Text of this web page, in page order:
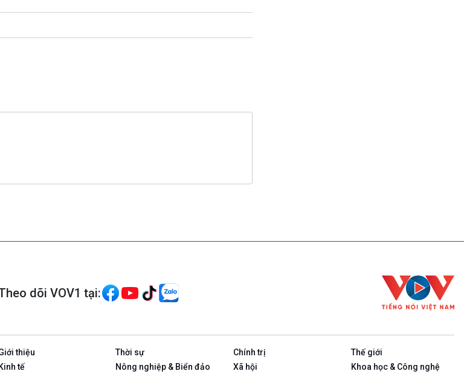
dõi VOV1 tại:
thiệu Thời sự Chính trị
Thế giới
Kinh tế
Nông nghiệp & Biển đảo Xã hội Khoa học & Công nghệ